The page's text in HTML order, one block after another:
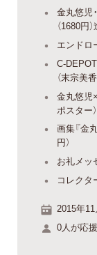
金丸悠児
（1680円
エンドロ
C-
（末宗美
金丸悠児
ポスター）
画集『金
円）
お礼メッ
コレクタ
2015年
0人が応